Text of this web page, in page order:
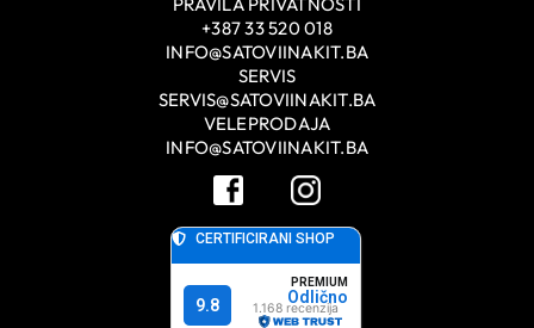
+387 33 520 018
INFO@SATOVIINAKIT.BA
SERVIS
SERVIS@SATOVIINAKIT.BA
VELEPRODAJA
INFO@SATOVIINAKIT.BA